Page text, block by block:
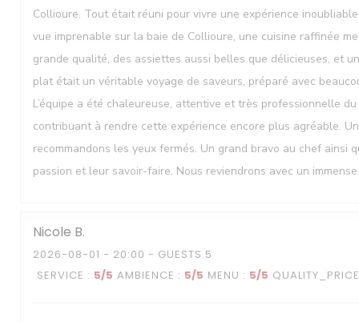
Collioure. Tout était réuni pour vivre une expérience
vue imprenable sur la baie de Collioure, une cuisine raffinée
grande qualité, des assiettes aussi belles que délicieuses, et
plat était un véritable voyage de saveurs, préparé avec
L’équipe a été chaleureuse, attentive et très professionnelle
contribuant à rendre cette expérience encore plus agréable.
recommandons les yeux fermés. Un grand bravo au chef ainsi
passion et leur savoir-faire. Nous reviendrons avec un
Nicole B
2026-08-01 - 20:00 - GUESTS 5
SERVICE : 5/5 AMBIENCE : 5/5 MENU : 5/5 QUALITY_PRICE